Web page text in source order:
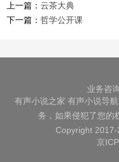
上一篇：云茶大典
下一篇：哲学公开课
业务咨
有声小说之家 有声小说导航
务，如果侵犯了您的
Copyright
京